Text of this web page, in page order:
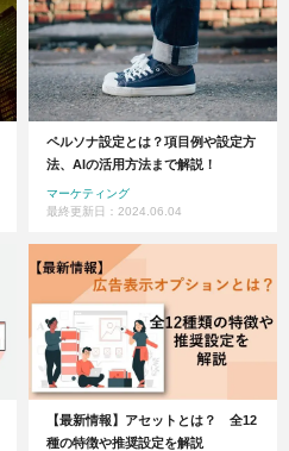
ペルソナ設定とは？項目例や設定方
法、AIの活用方法まで解説！
マーケティング
最終更新日：2024.06.04
【最新情報】アセットとは？ 全12
種の特徴や推奨設定を解説